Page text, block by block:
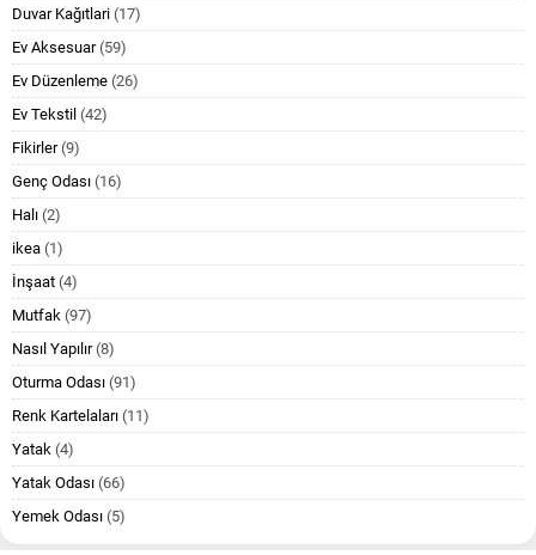
Duvar Kağıtlari (17)
Ev Aksesuar(59)
Ev Düzenleme (26)
Ev Tekstil (42)
Fikirler(9)
Genç Odası (16)
Halı (2)
ikea (1)
İnşaat (4)
Mutfak (97)
Nasıl Yapılır(8)
Oturma Odası (91)
Renk Kartelaları (11)
Yatak (4)
Yatak Odası (66)
Yemek Odası (5)